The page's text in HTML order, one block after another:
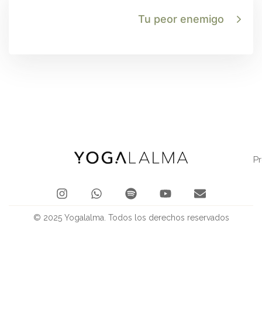
Tu peor enemigo
© 2025 Yogalalma. Todos los derechos reservados